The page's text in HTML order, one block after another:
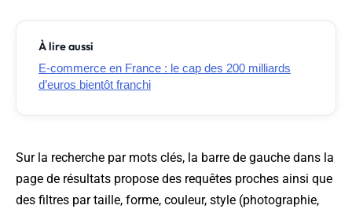
À lire aussi
E-commerce en France : le cap des 200 milliards
d’euros bientôt franchi
Sur la recherche par mots clés, la barre de gauche dans la
page de résultats propose des requêtes proches ainsi que
des filtres par taille, forme, couleur, style (photographie,